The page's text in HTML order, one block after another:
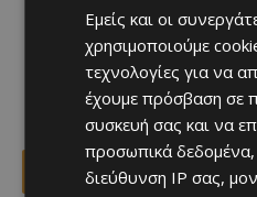
Facebook
Εμείς και οι
χρησιμοποιούμε
τεχνολογίες για να
έχουμε πρόσβαση σε
συσκευή σας και να
προσωπικά
διεύθυνση IP σας,